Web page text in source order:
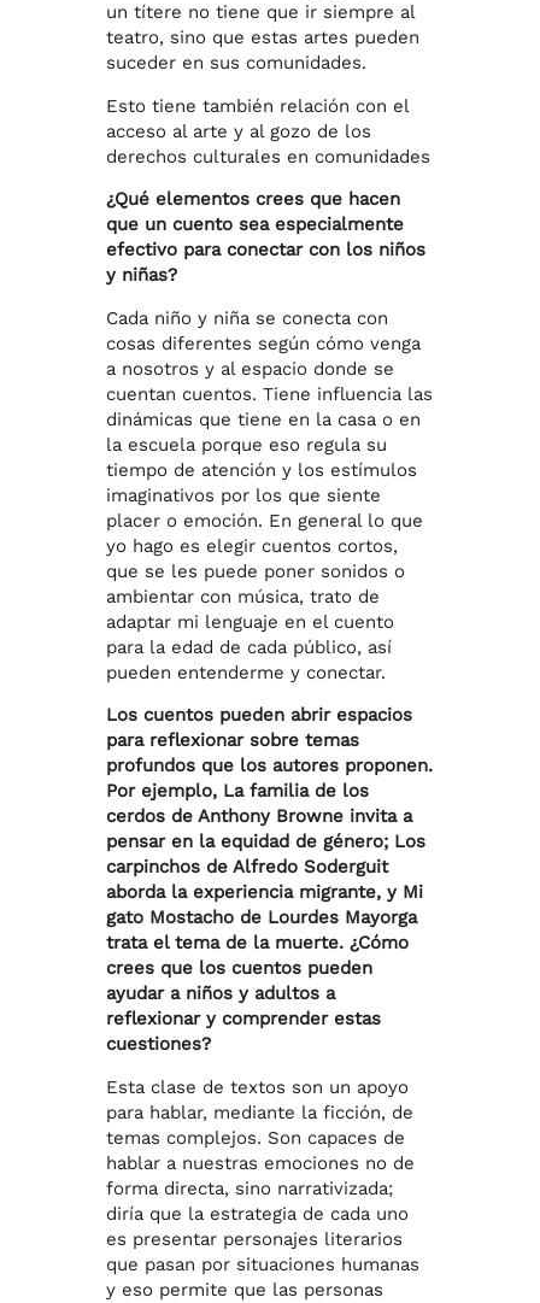
un títere no tiene que ir siempre al
teatro, sino que estas artes pueden
suceder en sus comunidades.
Esto tiene también relación con el
acceso al arte y al gozo de los
derechos culturales en comunidades
¿Qué elementos crees que hacen
que un cuento sea especialmente
efectivo para conectar con los niños
y niñas?
Cada niño y niña se conecta con
cosas diferentes según cómo venga
a nosotros y al espacio donde se
cuentan cuentos. Tiene influencia las
dinámicas que tiene en la casa o en
la escuela porque eso regula su
tiempo de atención y los estímulos
imaginativos por los que siente
placer o emoción. En general lo que
yo hago es elegir cuentos cortos,
que se les puede poner sonidos o
ambientar con música, trato de
adaptar mi lenguaje en el cuento
para la edad de cada público, así
pueden entenderme y conectar.
Los cuentos pueden abrir espacios
para reflexionar sobre temas
profundos que los autores proponen.
Por ejemplo, La familia de los
cerdos de Anthony Browne invita a
pensar en la equidad de género; Los
carpinchos de Alfredo Soderguit
aborda la experiencia migrante, y Mi
gato Mostacho de Lourdes Mayorga
trata el tema de la muerte. ¿Cómo
crees que los cuentos pueden
ayudar a niños y adultos a
reflexionar y comprender estas
cuestiones?
Esta clase de textos son un apoyo
para hablar, mediante la ficción, de
temas complejos. Son capaces de
hablar a nuestras emociones no de
forma directa, sino narrativizada;
diría que la estrategia de cada uno
es presentar personajes literarios
que pasan por situaciones humanas
y eso permite que las personas